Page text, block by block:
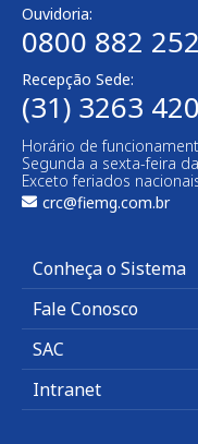
Ouvidoria:
0800 882
Recepção Sede:
(31) 3263
Horário de
Segunda a sexta-feira
Exceto feriados
crc@fiemg.com.br
Conheça o Sistema
Fale Conosco
SAC
Intranet